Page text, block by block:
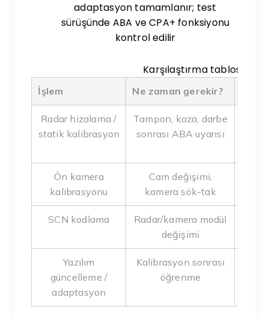
adaptasyon tamamlanır; test
sürüşünde ABA ve CPA+ fonksiyonu
kontrol edilir
Karşılaştırma tablosu
İşlem Ne zaman gerekir?
Radar hizalama /
statik kalibrasyon
Tampon, kaza, darbe
sonrası ABA uyarısı
Ön kamera
kalibrasyonu
Cam değişimi,
kamera sök-tak
SCN kodlama
Radar/kamera modül
değişimi
Yazılım
güncelleme /
adaptasyon
Kalibrasyon sonrası
öğrenme